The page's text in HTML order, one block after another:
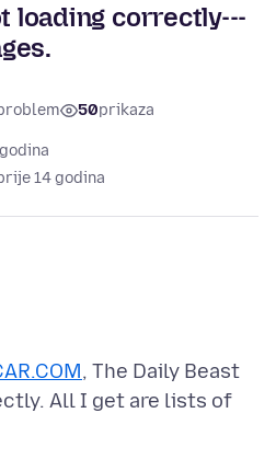
loading correctly---
50prikaza
14 godina
, The Daily Beast
All I get are lists of